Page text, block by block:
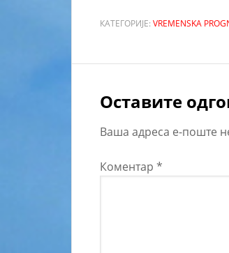
КАТЕГОРИЈЕ: VREMENSKA
Оставите
Ваша адреса е-поште
Коментар *